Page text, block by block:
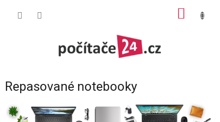
Repasované notebooky